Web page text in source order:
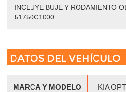
INCLUYE BUJE Y RODAMIENTO
51750C1000
DATOS DEL VEHÍCULO
MARCA Y MODELO KIA